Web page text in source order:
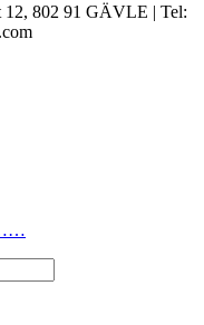
12, 802 91 GÄVLE | Tel: